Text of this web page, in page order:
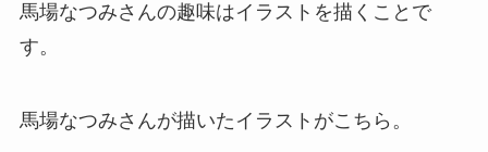
馬場なつみさんの趣味はイラストを描くことで
す。
馬場なつみさんが描いたイラストがこちら。